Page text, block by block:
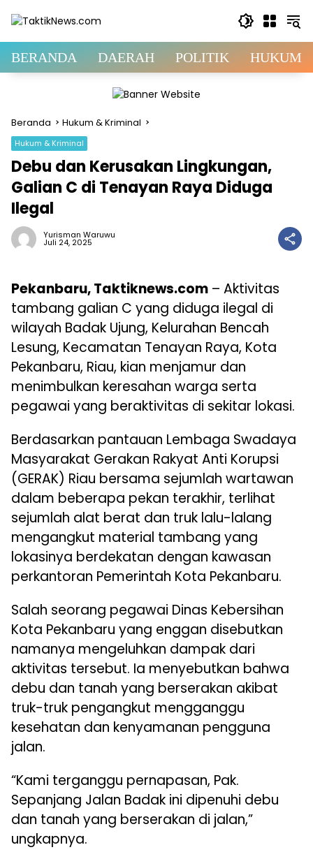
BERANDA DAERAH POLITIK HUKUM
Beranda Hukum & Kriminal
Hukum & Kriminal
Debu dan Kerusakan Lingkungan,
Galian C di Tenayan Raya Diduga
Ilegal
Yurisman Waruwu
Juli 24, 2025
Pekanbaru, Taktiknews.com – Aktivitas
tambang galian C yang diduga ilegal di
wilayah Badak Ujung, Kelurahan Bencah
Lesung, Kecamatan Tenayan Raya, Kota
Pekanbaru, Riau, kian menjamur dan
menimbulkan keresahan warga serta
pegawai yang beraktivitas di sekitar lokasi.
Berdasarkan pantauan Lembaga Swadaya
Masyarakat Gerakan Rakyat Anti Korupsi
(GERAK) Riau bersama sejumlah wartawan
dalam beberapa pekan terakhir, terlihat
sejumlah alat berat dan truk lalu-lalang
mengangkut material tambang yang
lokasinya berdekatan dengan kawasan
perkantoran Pemerintah Kota Pekanbaru.
Salah seorang pegawai Dinas Kebersihan
Kota Pekanbaru yang enggan disebutkan
namanya mengeluhkan dampak dari
aktivitas tersebut. Ia menyebutkan bahwa
debu dan tanah yang berserakan akibat
truk-truk pengangkut mengganggu
kesehatan dan kenyamanan pengguna
jalan.
“Kami terganggu pernapasan, Pak.
Sepanjang Jalan Badak ini dipenuhi debu
dan tanah yang berserakan di jalan,”
ungkapnya.